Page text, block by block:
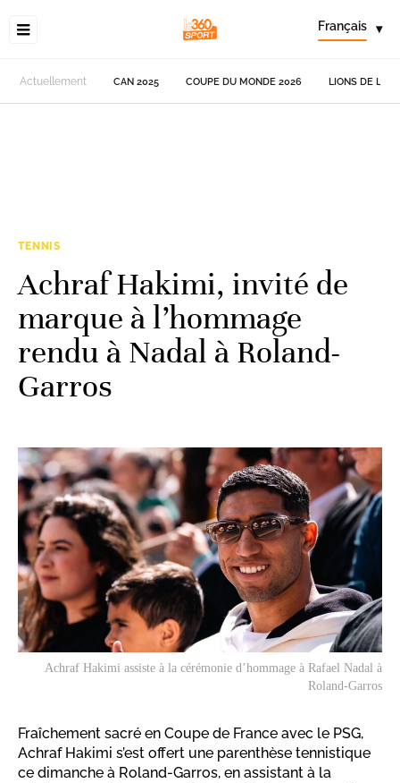
Français ▾
Actuellement CAN 2025 COUPE DU MONDE 2026 LIONS DE
TENNIS
Achraf Hakimi, invité de
marque à l’hommage
rendu à Nadal à Roland-
Garros
Achraf Hakimi assiste à la cérémonie d’hommage à Rafael Nadal à
Roland-Garros
Fraîchement sacré en Coupe de France avec le PSG,
Achraf Hakimi s’est offert une parenthèse tennistique
ce dimanche à Roland-Garros, en assistant à la